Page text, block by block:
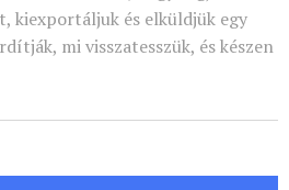
és elküldjük egy
mi visszatesszük, és készen